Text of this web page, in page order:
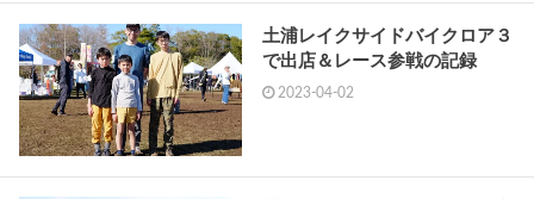
土浦レイクサイドバイクロア３
で出店＆レース参戦の記録
2023-04-02